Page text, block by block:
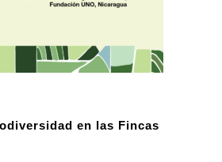
en las Fincas